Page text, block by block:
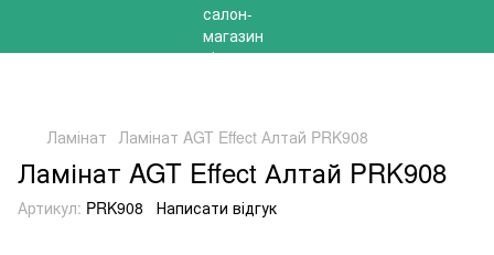
Ламінат Ламінат AGT Effect Алтай PRK908
Ламінат AGT Effect Алтай PRK908
Артикул: PRK908 Написати відгук